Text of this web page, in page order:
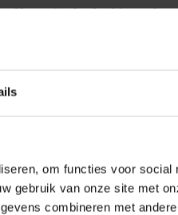
om functies voor social
gebruik van onze site met
combineren met
in de dashboards